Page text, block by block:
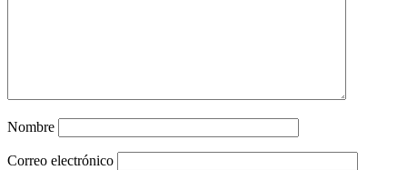
Nombre
Correo electrónico